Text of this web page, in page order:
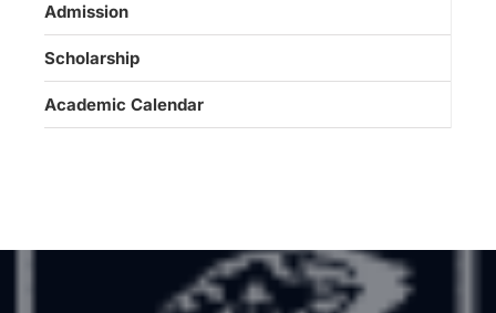
Admission
Scholarship
Academic Calendar